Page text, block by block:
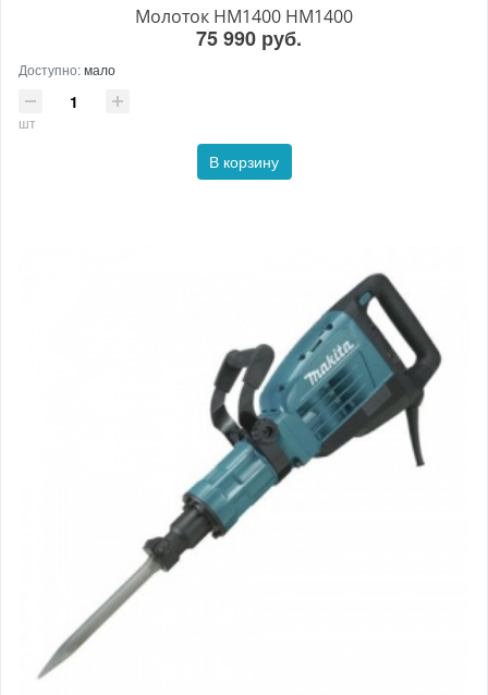
Молоток HM1400 HM1400
75 990 руб.
Доступно:мало
шт
В корзину